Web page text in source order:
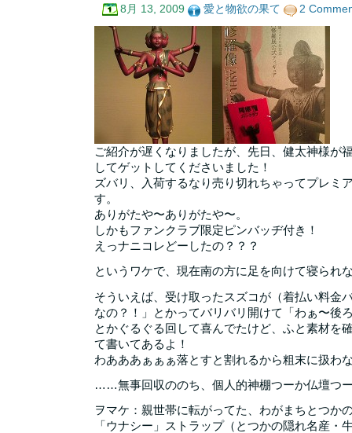
8月 13, 2009 愛と物欲の果て 2
ご紹介が遅くなりましたが、先日、健太神様が
してゲットしてくださいました！
ズバリ、入荷するなり売り切れちゃってプレミ
す。
ありがたや〜ありがたや〜。
しかもファンクラブ限定ピンバッヂ付き！
えっナニコレどーしたの？？？
というワケで、現在南の方に足を向けて寝られ
そういえば、受け取ったスズコが（着払い料金
なの？！」とかってバリバリ開けて「わぁ〜後
とかぐるぐる回して喜んでたけど、ふと素材を
て書いてあるよ！
わあああぁぁぁ落とすと割れるから粗末に扱わ
……無事回収ののち、個人的神棚つーか仏壇つ
ヲマケ：親世帯に転がってた、わがまちとつか
「ウナシー」ストラップ（とつかの隠れ名産・